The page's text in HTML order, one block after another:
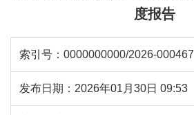
度报告
索引号： 0000000000/2026-000467
发布日期： 2026年01月30日 09:53